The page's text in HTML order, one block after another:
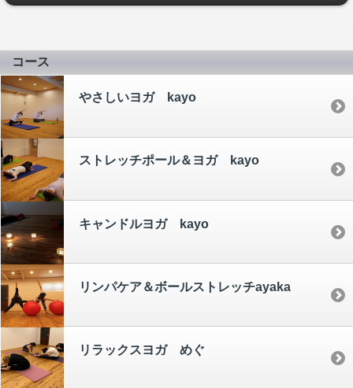
コース
やさしいヨガ kayo
ストレッチポール＆ヨガ kayo
キャンドルヨガ kayo
リンパケア＆ボールストレッチayaka
リラックスヨガ めぐ